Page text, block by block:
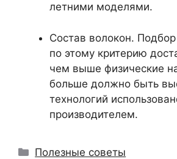
летними моделями.
Состав волокон.
по этому критерию
чем выше физические
больше должно быть
технологий
производителем.
Рубрики
Полезные советы